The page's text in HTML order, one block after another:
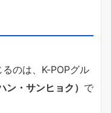
のは、K-POPグル
・サンヒョク） で